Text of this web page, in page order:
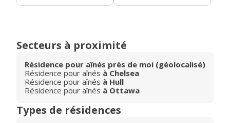
Secteurs à proximité
Résidence pour aînés près de moi (géolocalisé)
Résidence pour aînés à Chelsea
Résidence pour aînés à Hull
Résidence pour aînés à Ottawa
Types de résidences